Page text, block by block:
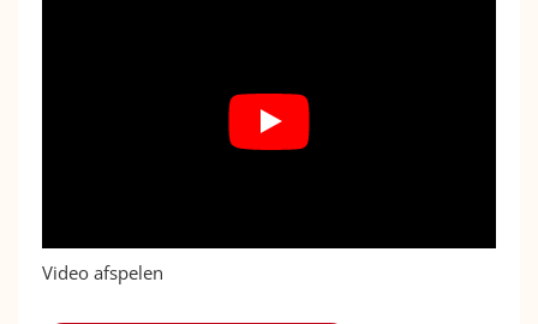
Video afspelen